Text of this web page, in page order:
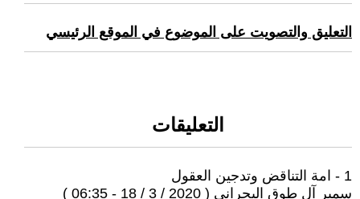
التعليق والتصويت على الموضوع في الموقع الرئيسي
التعليقات
1 - امة التناقض وتدجين العقول
سمير آل طوق البحراني ( 2020 / 3 / 18 - 06:35 )